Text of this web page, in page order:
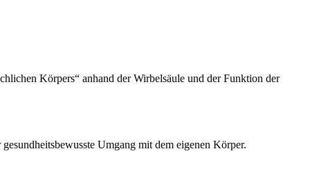
Körpers“ anhand der Wirbelsäule und der Funktion der
Umgang mit dem eigenen Körper.